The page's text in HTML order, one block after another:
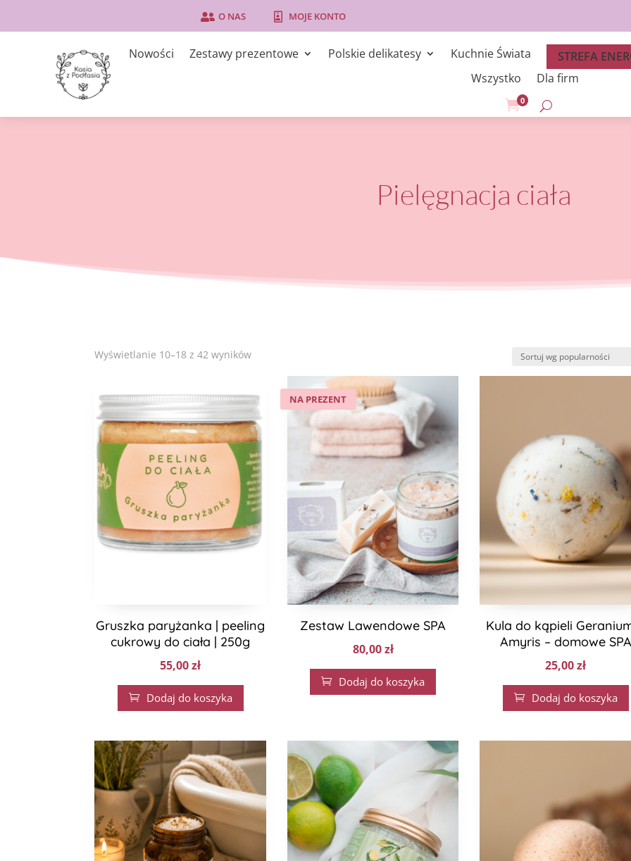
 O NAS  MOJE KONTO
Nowości Zestawy prezentowe Polskie delikatesy Kuchnie Świata
STREFA
Wszystko
Dla firm
0
Pielęgnacja ciała
Wyświetlanie 10–18 z 42 wynikówPosortowane
Gruszka paryżanka | peeling
cukrowy do ciała | 250g
55,00zł
 Dodaj do koszyka
NA PREZENT
Zestaw Lawendowe SPA
80,00zł
 Dodaj do koszyka
Kula do kąpieli
Amyris – domowe SPA
25,00zł
 Dodaj do koszyka